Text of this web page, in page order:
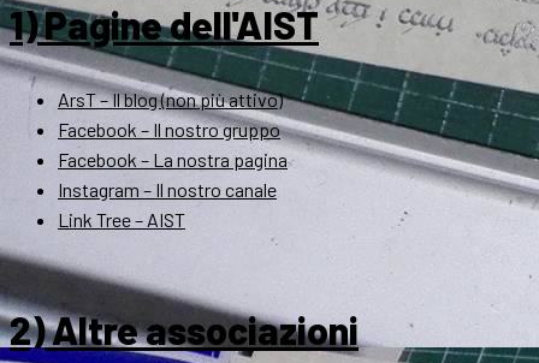
1) Pagine dell'AIST
ArsT – Il blog (non più attivo)
Facebook – Il nostro gruppo
Facebook – La nostra pagina
Instagram – Il nostro canale
Link Tree – AIST
2) Altre associazioni